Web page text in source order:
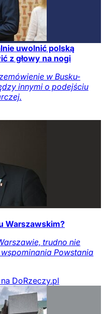
uwolnić polską
z głowy na nogi
w Busku-
innymi o podejściu
Warszawskim?
trudno nie
Powstania
DoRzeczy.pl